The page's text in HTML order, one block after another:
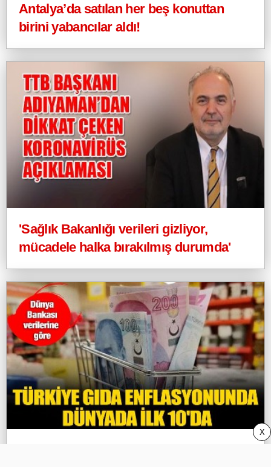
Antalya’da satılan her beş konuttan
birini yabancılar aldı!
'Sağlık Bakanlığı verileri gizliyor,
mücadele halka bırakılmış durumda'
X